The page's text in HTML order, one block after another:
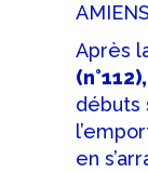
Après
(n°112),
débuts
en